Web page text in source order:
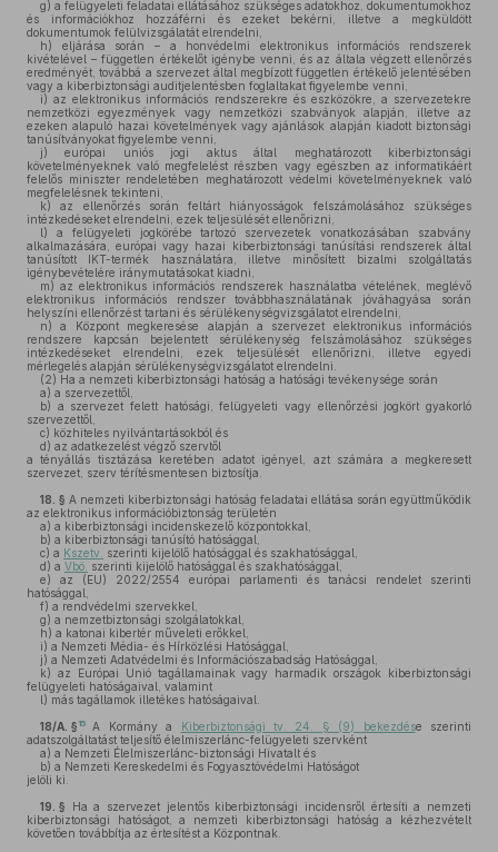
g) a felügyeleti feladatai ellátásához szükséges adatokhoz, dokumentumokhoz
és információkhoz hozzáférni és ezeket bekérni, illetve a megküldött
dokumentumok felülvizsgálatát elrendelni,
h) eljárása során – a honvédelmi elektronikus információs rendszerek
kivételével – független értékelőt igénybe venni, és az általa végzett ellenőrzés
eredményét, továbbá a szervezet által megbízott független értékelő jelentésében
vagy a kiberbiztonsági auditjelentésben foglaltakat figyelembe venni,
i) az elektronikus információs rendszerekre és eszközökre, a szervezetekre
nemzetközi egyezmények vagy nemzetközi szabványok alapján, illetve az
ezeken alapuló hazai követelmények vagy ajánlások alapján kiadott biztonsági
tanúsítványokat figyelembe venni,
j) európai uniós jogi aktus által meghatározott kiberbiztonsági
követelményeknek való megfelelést részben vagy egészben az informatikáért
felelős miniszter rendeletében meghatározott védelmi követelményeknek való
megfelelésnek tekinteni,
k) az ellenőrzés során feltárt hiányosságok felszámolásához szükséges
intézkedéseket elrendelni, ezek teljesülését ellenőrizni,
l) a felügyeleti jogkörébe tartozó szervezetek vonatkozásában szabvány
alkalmazására, európai vagy hazai kiberbiztonsági tanúsítási rendszerek által
tanúsított IKT-termék használatára, illetve minősített bizalmi szolgáltatás
igénybevételére iránymutatásokat kiadni,
m) az elektronikus információs rendszerek használatba vételének, meglévő
elektronikus információs rendszer továbbhasználatának jóváhagyása során
helyszíni ellenőrzést tartani és sérülékenységvizsgálatot elrendelni,
n) a Központ megkeresése alapján a szervezet elektronikus információs
rendszere kapcsán bejelentett sérülékenység felszámolásához szükséges
intézkedéseket elrendelni, ezek teljesülését ellenőrizni, illetve egyedi
mérlegelés alapján sérülékenységvizsgálatot elrendelni.
(2) Ha a nemzeti kiberbiztonsági hatóság a hatósági tevékenysége során
a) a szervezettől,
b) a szervezet felett hatósági, felügyeleti vagy ellenőrzési jogkört gyakorló
szervezettől,
c) közhiteles nyilvántartásokból és
d) az adatkezelést végző szervtől
a tényállás tisztázása keretében adatot igényel, azt számára a megkeresett
szervezet, szerv térítésmentesen biztosítja.
18. § A nemzeti kiberbiztonsági hatóság feladatai ellátása során együttműködik
az elektronikus információbiztonság területén
a) a kiberbiztonsági incidenskezelő központokkal,
b) a kiberbiztonsági tanúsító hatósággal,
c) a Kszetv.
szerinti kijelölő hatósággal és szakhatósággal,
d) a Vbö. szerinti kijelölő hatósággal és szakhatósággal,
e) az (EU) 2022/2554 európai parlamenti és tanácsi rendelet szerinti
hatósággal,
f) a rendvédelmi szervekkel,
g) a nemzetbiztonsági szolgálatokkal,
h) a katonai kibertér műveleti erőkkel,
i) a Nemzeti Média- és Hírközlési Hatósággal,
j) a Nemzeti Adatvédelmi és Információszabadság Hatósággal,
k) az Európai Unió tagállamainak vagy harmadik országok kiberbiztonsági
felügyeleti hatóságaival, valamint
l) más tagállamok illetékes hatóságaival.
18/A. § 15 A Kormány a Kiberbiztonsági tv. 24. § (9) bekezdése szerinti
adatszolgáltatást teljesítő élelmiszerlánc-felügyeleti szervként
a) a Nemzeti Élelmiszerlánc-biztonsági Hivatalt és
b) a Nemzeti Kereskedelmi és Fogyasztóvédelmi Hatóságot
jelöli ki.
19. § Ha a szervezet jelentős kiberbiztonsági incidensről értesíti a nemzeti
kiberbiztonsági hatóságot, a nemzeti kiberbiztonsági hatóság a kézhezvételt
követően továbbítja az értesítést a Központnak.